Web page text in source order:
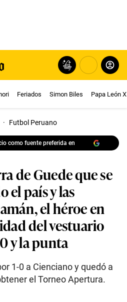
Feriados Simon Biles Papa León
· Futbol Peruano
como fuente preferida en
de Guede que se
el país y las
el héroe en
del vestuario
y la punta
1-0 a Cienciano y quedó a
el Torneo Apertura.